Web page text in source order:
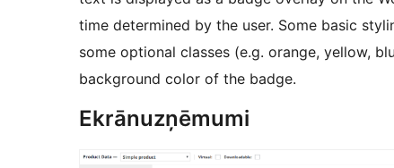
time determined by the user. Some basic styling for the badge is included by default as well as
some optional classes (e.g. orange, yellow,
background color of the badge.
Ekrānuzņēmumi